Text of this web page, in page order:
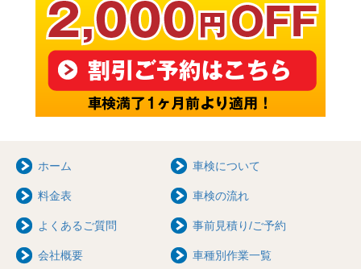
ホーム 車検について
料金表 車検の流れ
よくあるご質問 事前見積り/ご予約
会社概要 車種別作業一覧